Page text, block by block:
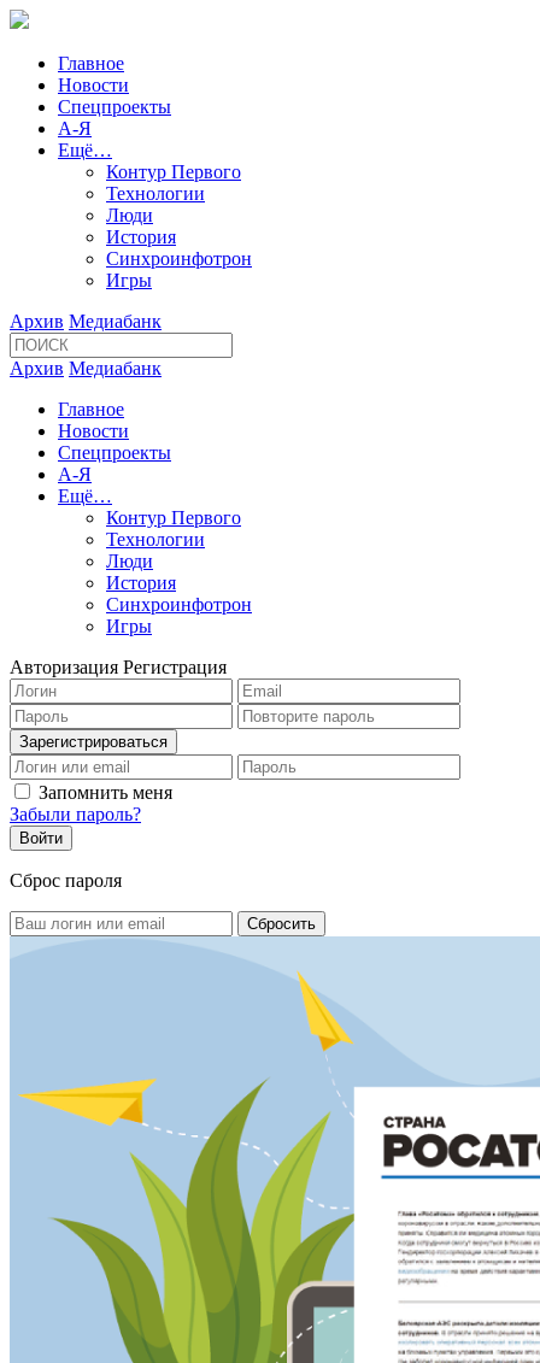
Главное
Новости
Спецпроекты
А-Я
Ещё…
Контур Первого
Технологии
Люди
История
Синхроинфотрон
Игры
Архив Медиабанк
Архив Медиабанк
Главное
Новости
Спецпроекты
А-Я
Ещё…
Контур Первого
Технологии
Люди
История
Синхроинфотрон
Игры
Авторизация Регистрация
Запомнить меня
Забыли пароль?
Сброс пароля